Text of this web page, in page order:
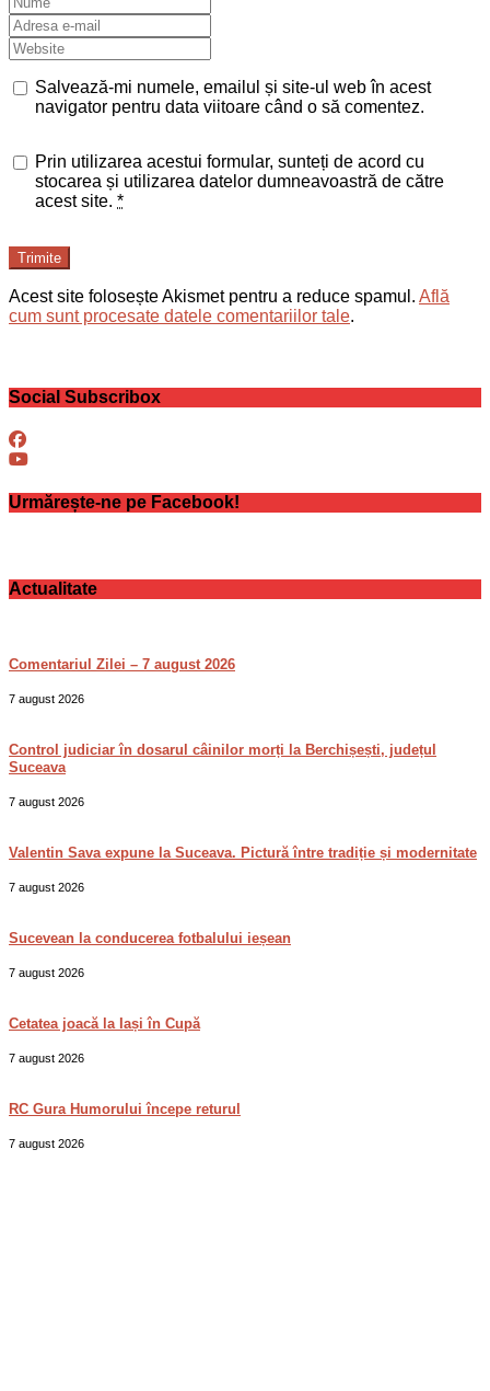
Salvează-mi numele, emailul și site-ul web în acest
navigator pentru data viitoare când o să comentez.
Prin utilizarea acestui formular, sunteți de acord cu
stocarea și utilizarea datelor dumneavoastră de către
acest site. *
Trimite
Acest site folosește Akismet pentru a reduce spamul. Află
cum sunt procesate datele comentariilor tale.
Social Subscribox
Urmărește-ne pe Facebook!
Actualitate
Comentariul Zilei – 7 august 2026
7 august 2026
Control judiciar în dosarul câinilor morți la Berchișești, județul
Suceava
7 august 2026
Valentin Sava expune la Suceava. Pictură între tradiție și modernitate
7 august 2026
Sucevean la conducerea fotbalului ieșean
7 august 2026
Cetatea joacă la Iași în Cupă
7 august 2026
RC Gura Humorului începe returul
7 august 2026